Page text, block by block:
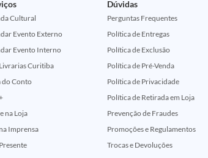
Cultural
Evento Externo
Evento Interno
Curitiba
do Conto
na Loja
Imprensa
Dúvidas
Perguntas Frequentes
Política de Entregas
Política de Exclusão
Política de Pré-Venda
Política de Privacidade
Política de Retirada em Loja
Prevenção de Fraudes
Promoções e Regulamentos
Trocas e Devoluções